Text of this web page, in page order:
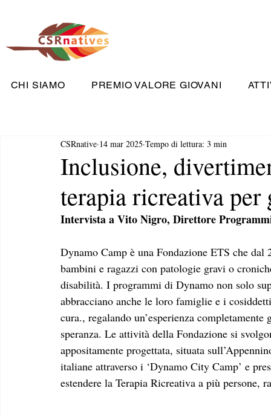
CHI SIAMO PREMIO VALORE GIOVANI
Inclusione,
terapia ricreativa
CSRnative 14 mar 2025 Tempo di lettura: 3 min
Intervista a Vito Nigro, Direttore
Dynamo Camp è una Fondazione ETS che
bambini e ragazzi con patologie gravi o
disabilità. I programmi di Dynamo non solo
abbracciano anche le loro famiglie e i
cura., regalando un’esperienza
speranza. Le attività della Fondazione si
appositamente progettata, situata
italiane attraverso i ‘Dynamo City Camp’ e
estendere la Terapia Ricreativa a più